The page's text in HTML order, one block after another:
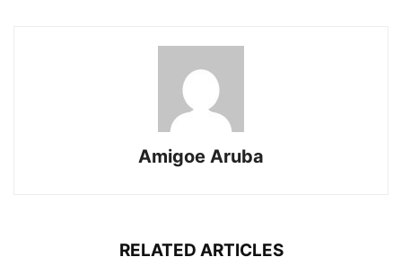
Amigoe Aruba
RELATED ARTICLES